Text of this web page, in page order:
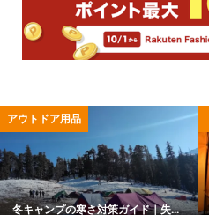
アウトドア用品
冬キャンプの寒さ対策ガイド｜失...